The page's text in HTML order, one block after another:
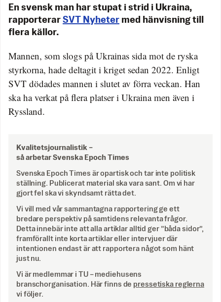
En svensk man har stupat i strid i Ukraina,
rapporterar SVT Nyheter med hänvisning till
flera källor.
Mannen, som slogs på Ukrainas sida mot de ryska
styrkorna, hade deltagit i kriget sedan 2022. Enligt
SVT dödades mannen i slutet av förra veckan. Han
ska ha verkat på flera platser i Ukraina men även i
Ryssland.
Kvalitetsjournalistik –
så arbetar Svenska Epoch Times
Svenska Epoch Times är opartisk och tar inte politisk
ställning. Publicerat material ska vara sant. Om vi har
gjort fel ska vi skyndsamt rätta det.
Vi vill med vår sammantagna rapportering ge ett
bredare perspektiv på samtidens relevanta frågor.
Detta innebär inte att alla artiklar alltid ger ”båda sidor”,
framförallt inte korta artiklar eller intervjuer där
intentionen endast är att rapportera något som hänt
just nu.
Vi är medlemmar i TU – mediehusens
branschorganisation. Här finns de pressetiska reglerna
vi följer.